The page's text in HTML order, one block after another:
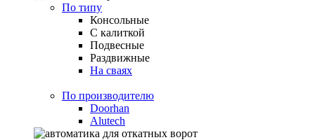
По типу
Консольные
С калиткой
Подвесные
Раздвижные
На сваях
По производителю
Doorhan
Alutech